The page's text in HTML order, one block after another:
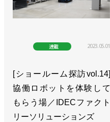
連載 2023.05.01
[ショールーム探訪vol.14]
協働ロボットを体験して
もらう場／IDECファクト
リーソリューションズ